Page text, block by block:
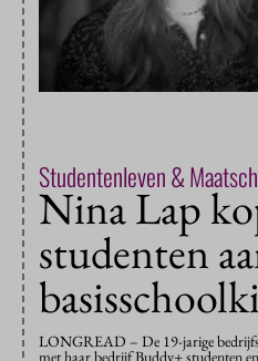
Studentenleven &
Nina Lap
studenten
LONGREAD – De 19-jarige